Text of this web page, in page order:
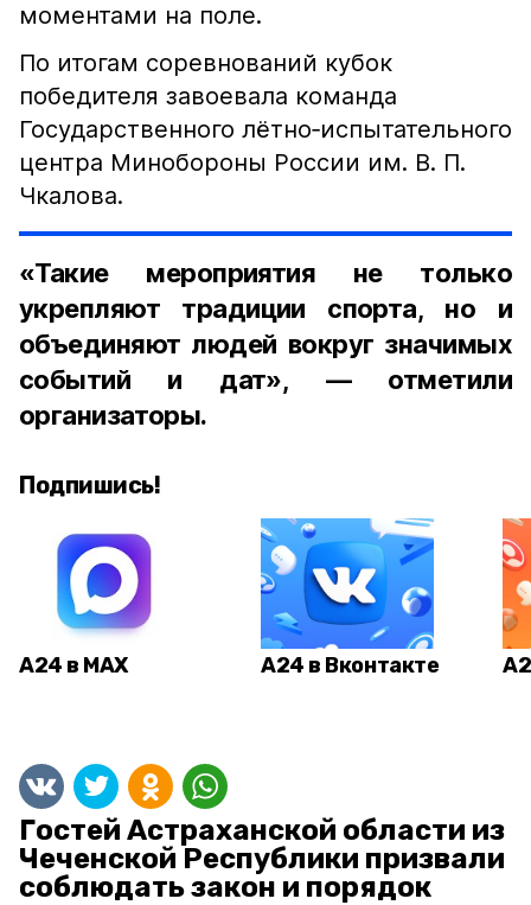
моментами на поле.
По итогам соревнований кубок
победителя завоевала команда
Государственного лётно‑испытательного
центра Минобороны России им. В. П.
Чкалова.
«Такие мероприятия не только
укрепляют традиции спорта, но и
объединяют людей вокруг значимых
событий и дат», — отметили
организаторы.
Подпишись!
А24 в MAX А24 в Вконтакте
Гостей Астраханской области из
Чеченской Республики призвали
соблюдать закон и порядок